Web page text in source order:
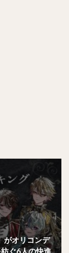
がオリコンデ
ぐ6人の快進